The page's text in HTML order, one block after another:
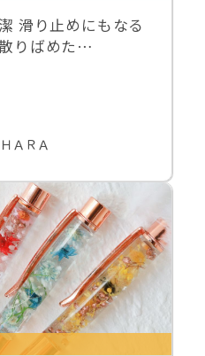
滑り止めにもなる
りばめた…
ＡＲＡ